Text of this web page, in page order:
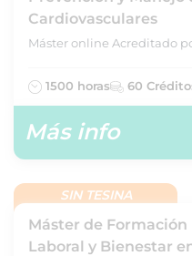
Cardiovasculares
Máster online Acreditado
1500 horas 60
Más info
SIN TESINA
Máster de
Laboral y Bienestar